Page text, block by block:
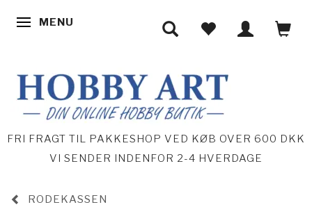
SKIFTE NAVIGATION
MENU
FRI FRAGT TIL PAKKESHOP VED KØB OVER 600 DKK
VI SENDER INDENFOR 2-4 HVERDAGE
RODEKASSEN